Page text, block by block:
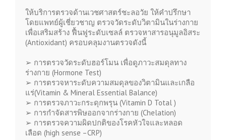
ให้บริการตรวจด้านเวชศาสตร์ชะลอวัย ให้คำปรึกษา
โดยแพทย์ผู้เชี่ยวชาญ ตรวจวัดระดับวิตามินในร่างกาย
เพื่อเสริมสร้าง ฟื้นฟูระดับเซลล์ ตรวจหาสารอนุมูลอิสระ
(Antioxidant) ครอบคลุมงานตรวจดังนี้
➢ การตรวจวัดระดับฮอร์โมน เพื่อดูภาวะสมดุลทาง
ร่างกาย (Hormone Test)
➢ การตรวจหาระดับความสมดุลของวิตามินและเกลือ
แร่(Vitamin & Mineral Essential Balance)
➢ การตรวจภาวะกระดุกพรุน (Vitamin D Total )
➢ การกำจัดสารพิษออกจากร่างกาย (Chelation)
➢ การตรวจความผิดปกติของโรคหัวใจและหลอด
เลือด (high sense –CRP)